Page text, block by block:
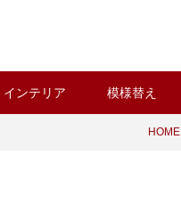
インテリア 模様替え
HOME